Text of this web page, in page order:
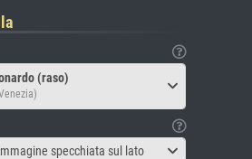
(raso)
specchiata sul lato